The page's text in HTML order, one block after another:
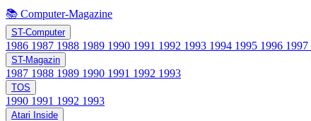
📚 Computer-Magazine
ST-Computer
1986 1987 1988 1989 1990 1991 1992 1993 1994 1995 1996 1997
ST-Magazin
1987 1988 1989 1990 1991 1992 1993
TOS
1990 1991 1992 1993
Atari Inside